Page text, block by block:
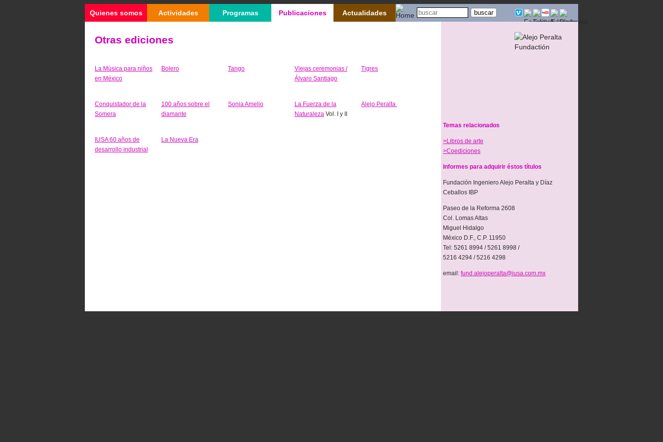
Quienes somos Actividades Programas Publicaciones Actualidades
Otras ediciones
La Música para niños
en México
Bolero Tango
Viejas ceremonias /
Álvaro Santiago
Tigres
Conquistador de la
Somera
100 años sobre el
diamante
Sonia Amelio
La Fuerza de la
Naturaleza Vol. I y II
Alejo Peralta
IUSA 60 años de
desarrollo industrial
La Nueva Era
Temas relacionados
>Libros de arte
>Coediciones
Informes para adquirir éstos títulos
Fundación Ingeniero Alejo Peralta y Díaz
Ceballos IBP
Paseo de la Reforma 2608
Col. Lomas Altas
Miguel Hidalgo
México D.F., C.P. 11950
Tel: 5261 8994 / 5261 8998 /
5216 4294 / 5216 4298
email: fund.alejoperalta@iusa.com.mx